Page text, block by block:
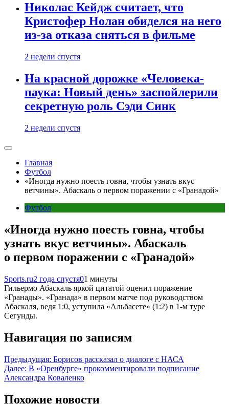
Николас Кейдж считает, что
Кристофер Нолан обиделся на него
из-за отказа сняться в фильме
2 недели спустя
На красной дорожке «Человека-
паука: Новый день» заспойлерили
секретную роль Сэди Синк
2 недели спустя
Главная
Футбол
«Иногда нужно поесть говна, чтобы узнать вкус
ветчины». Абаскаль о первом поражении с «Гранадой»
Футбол
«Иногда нужно поесть говна, чтобы
узнать вкус ветчины». Абаскаль
о первом поражении с «Гранадой»
Sports.ru2 года спустя01 минуты
Гильермо Абаскаль яркой цитатой оценил поражение
«Гранады». «Гранада» в первом матче под руководством
Абаскаля, ведя 1:0, уступила «Альбасете» (1:2) в 1-м туре
Сегунды.
Навигация по записям
Предыдущая: Борисов рассказал о диалоге с НАСА
Далее: В «Оренбурге» прокомментировали подписание
Александра Коваленко
Похожие новости